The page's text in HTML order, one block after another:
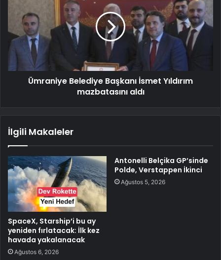
Ümraniye Belediye Başkanı İsmet Yıldırım
mazbatasını aldı
İlgili Makaleler
SpaceX, Starship’i bu ay
yeniden fırlatacak: İlk kez
havada yakalanacak
Ağustos 6, 2026
Antonelli Belçika GP’sinde
Polde, Verstappen İkinci
Ağustos 5, 2026